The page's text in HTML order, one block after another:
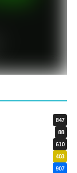
847
88
610
403
907